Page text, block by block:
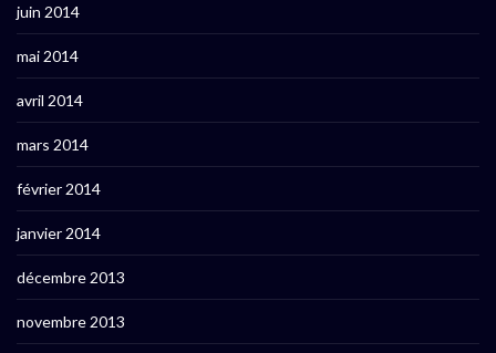
juin 2014
mai 2014
avril 2014
mars 2014
février 2014
janvier 2014
décembre 2013
novembre 2013